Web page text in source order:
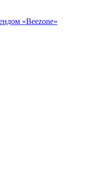
«Beezone»